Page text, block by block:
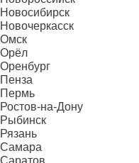
Новосибирск
Новочеркасск
Омск
Орёл
Оренбург
Пенза
Пермь
Ростов-на-Дону
Рыбинск
Рязань
Самара